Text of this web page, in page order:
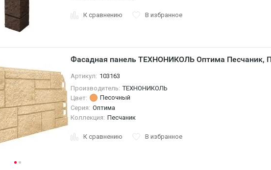
К сравнению В избранное
Фасадная панель ТЕХНОНИКОЛЬ Оптима Песчаник,
Артикул: 103163
Производитель: ТЕХНОНИКОЛЬ
Цвет:
Песочный
Серия: Оптима
Коллекция: Песчаник
К сравнению В избранное